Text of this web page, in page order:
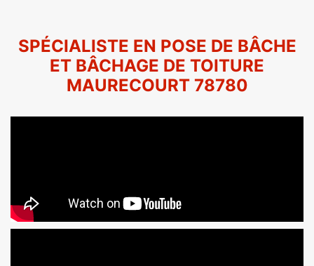
SPÉCIALISTE EN POSE DE BÂCHE
ET BÂCHAGE DE TOITURE
MAURECOURT 78780